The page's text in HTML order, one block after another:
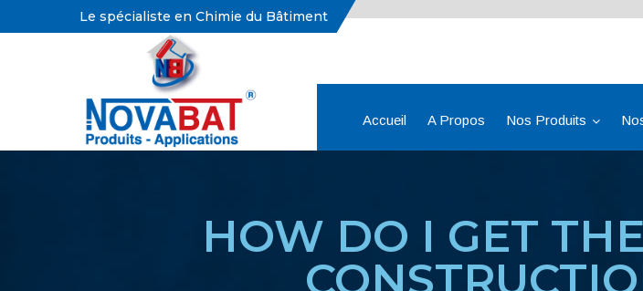
Le spécialiste en Chimie du Bâtiment
Accueil A Propos Nos Produits
HOW DO I GET